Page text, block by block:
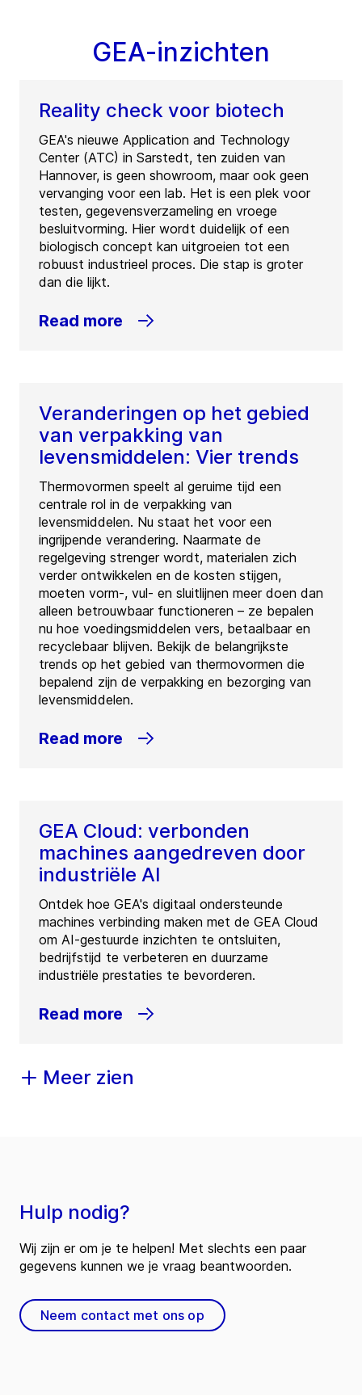
GEA-inzichten
Reality check voor biotech
GEA's nieuwe Application and Technology
Center (ATC) in Sarstedt, ten zuiden van
Hannover, is geen showroom, maar ook geen
vervanging voor een lab. Het is een plek voor
testen, gegevensverzameling en vroege
besluitvorming. Hier wordt duidelijk of een
biologisch concept kan uitgroeien tot een
robuust industrieel proces. Die stap is groter
dan die lijkt.
Read more
Veranderingen op het gebied
van verpakking van
levensmiddelen: Vier trends
Thermovormen speelt al geruime tijd een
centrale rol in de verpakking van
levensmiddelen. Nu staat het voor een
ingrijpende verandering. Naarmate de
regelgeving strenger wordt, materialen zich
verder ontwikkelen en de kosten stijgen,
moeten vorm-, vul- en sluitlijnen meer doen dan
alleen betrouwbaar functioneren – ze bepalen
nu hoe voedingsmiddelen vers, betaalbaar en
recyclebaar blijven. Bekijk de belangrijkste
trends op het gebied van thermovormen die
bepalend zijn de verpakking en bezorging van
levensmiddelen.
Read more
GEA Cloud: verbonden
machines aangedreven door
industriële AI
Ontdek hoe GEA's digitaal ondersteunde
machines verbinding maken met de GEA Cloud
om AI-gestuurde inzichten te ontsluiten,
bedrijfstijd te verbeteren en duurzame
industriële prestaties te bevorderen.
Read more
Meer zien
Hulp nodig?
Wij zijn er om je te helpen! Met slechts een paar
gegevens kunnen we je vraag beantwoorden.
Neem contact met ons op